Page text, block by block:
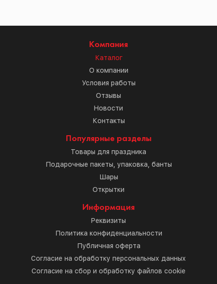
Компания
Каталог
О компании
Условия работы
Отзывы
Новости
Контакты
Популярные разделы
Товары для праздника
Подарочные пакеты, упаковка, банты
Шары
Открытки
Информация
Реквизиты
Политика конфиденциальности
Публичная оферта
Согласие на обработку персональных данных
Согласие на сбор и обработку файлов cookie